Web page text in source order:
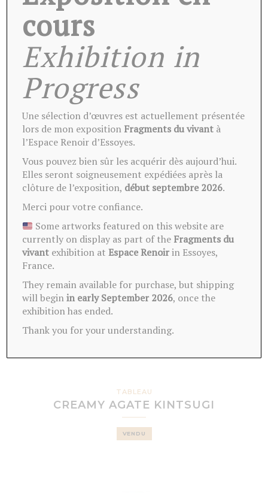
Ces oeuvres peuvent vous
intéresser
TABLEAU
CREAMY AGATE KINTSUGI
VENDU
cours
Exhibition in
Progress
Une sélection d’œuvres est actuellement présentée
lors de mon exposition Fragments du vivant à
l’Espace Renoir d’Essoyes.
Vous pouvez bien sûr les acquérir dès aujourd’hui.
Elles seront soigneusement expédiées après la
clôture de l’exposition, début septembre 2026.
Merci pour votre confiance.
Some artworks featured on this website are
currently on display as part of the Fragments du
vivant exhibition atEspace Renoirin Essoyes,
France.
They remain available for purchase, but shipping
will beginin early September 2026, once the
exhibition has ended.
Thank you for your understanding.